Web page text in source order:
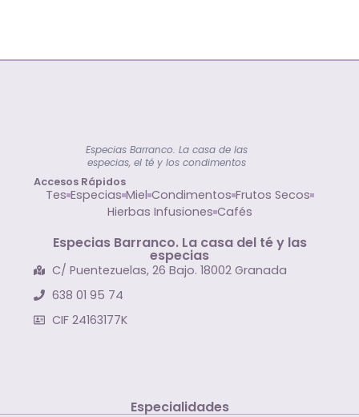
Especias Barranco. La casa de las
especias, el té y los condimentos
Accesos Rápidos
Tes Especias Miel Condimentos Frutos Secos
Hierbas Infusiones Cafés
Especias Barranco. La casa del té y las
especias
C/ Puentezuelas, 26 Bajo. 18002 Granada
638 01 95 74
CIF 24163177K
Especialidades